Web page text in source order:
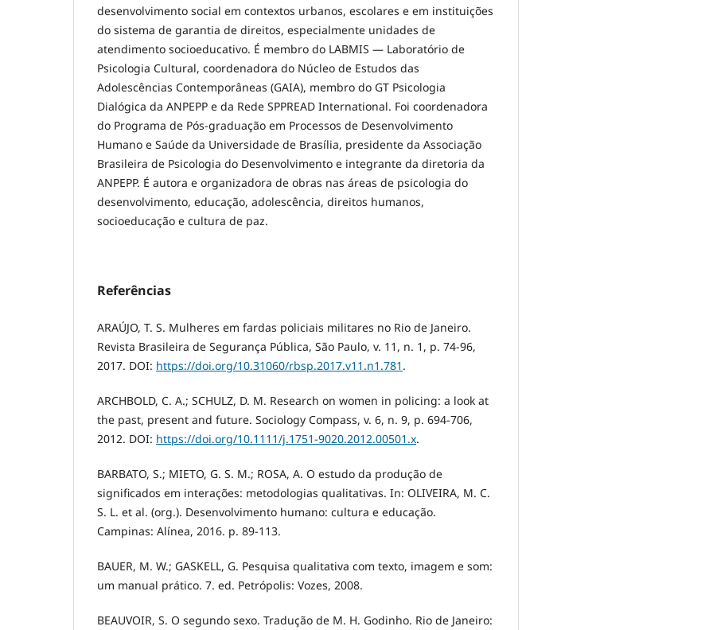
desenvolvimento social em contextos urbanos, escolares e em instituições
do sistema de garantia de direitos, especialmente unidades de
atendimento socioeducativo. É membro do LABMIS — Laboratório de
Psicologia Cultural, coordenadora do Núcleo de Estudos das
Adolescências Contemporâneas (GAIA), membro do GT Psicologia
Dialógica da ANPEPP e da Rede SPPREAD International. Foi coordenadora
do Programa de Pós-graduação em Processos de Desenvolvimento
Humano e Saúde da Universidade de Brasília, presidente da Associação
Brasileira de Psicologia do Desenvolvimento e integrante da diretoria da
ANPEPP. É autora e organizadora de obras nas áreas de psicologia do
desenvolvimento, educação, adolescência, direitos humanos,
socioeducação e cultura de paz.
Referências
ARAÚJO, T. S. Mulheres em fardas policiais militares no Rio de Janeiro.
Revista Brasileira de Segurança Pública, São Paulo, v. 11, n. 1, p. 74-96,
2017. DOI: https://doi.org/10.31060/rbsp.2017.v11.n1.781 .
ARCHBOLD, C. A.; SCHULZ, D. M. Research on women in policing: a look at
the past, present and future. Sociology Compass, v. 6, n. 9, p. 694-706,
2012. DOI: https://doi.org/10.1111/j.1751-9020.2012.00501.x.
BARBATO, S.; MIETO, G. S. M.; ROSA, A. O estudo da produção de
significados em interações: metodologias qualitativas. In: OLIVEIRA, M. C.
S. L. et al. (org.). Desenvolvimento humano: cultura e educação.
Campinas: Alínea, 2016. p. 89-113.
BAUER, M. W.; GASKELL, G. Pesquisa qualitativa com texto, imagem e som:
um manual prático. 7. ed. Petrópolis: Vozes, 2008.
BEAUVOIR, S. O segundo sexo. Tradução de M. H. Godinho. Rio de Janeiro: